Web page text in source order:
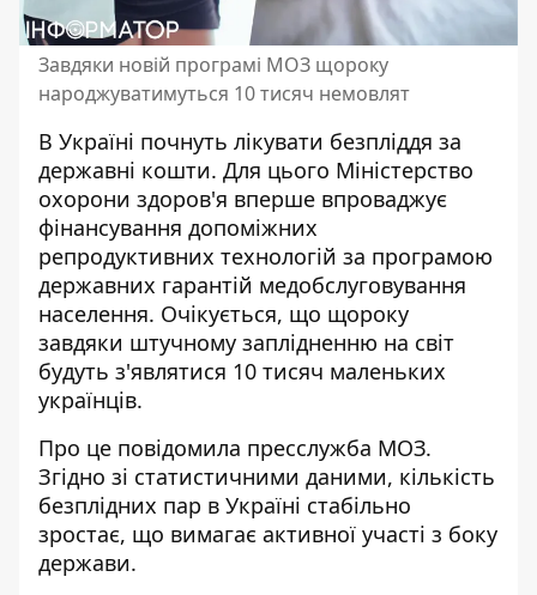
Завдяки новій програмі МОЗ щороку
народжуватимуться 10 тисяч немовлят
В Україні почнуть лікувати безпліддя за
державні кошти. Для цього Міністерство
охорони здоров'я вперше впроваджує
фінансування допоміжних
репродуктивних технологій за програмою
державних гарантій медобслуговування
населення. Очікується, що щороку
завдяки штучному заплідненню на світ
будуть з'являтися 10 тисяч маленьких
українців.
Про це повідомила пресслужба МОЗ.
Згідно зі статистичними даними, кількість
безплідних пар в Україні стабільно
зростає, що вимагає активної участі з боку
держави.